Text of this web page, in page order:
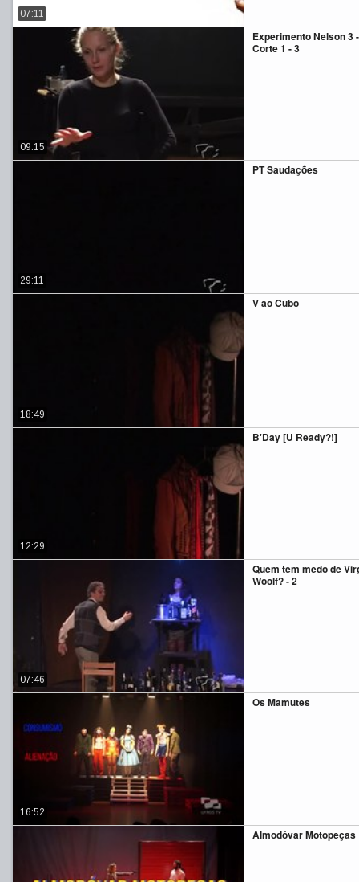
07:11
Experimento Nelson 3
Corte 1 - 3
09:15
PT Saudações
29:11
V ao Cubo
18:49
B'Day [U Ready?!]
12:29
Quem tem medo de
Woolf? - 2
07:46
Os Mamutes
16:52
Almodóvar Motopeças